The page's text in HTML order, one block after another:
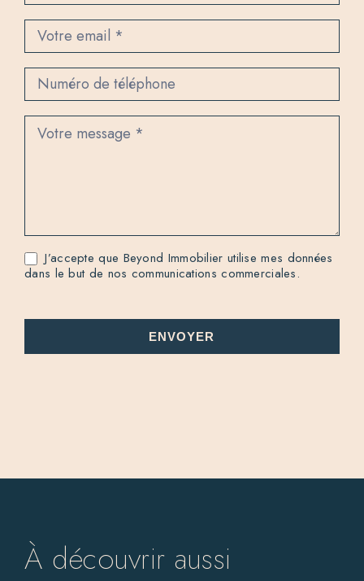
t
t
J’accepte que Beyond Immobilier utilise mes données
dans le but de nos communications commerciales.
ENVOYER
À découvrir aussi